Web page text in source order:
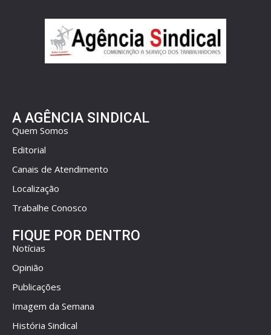
A AGÊNCIA SINDICAL
Quem Somos
Editorial
Canais de Atendimento
Localização
Trabalhe Conosco
FIQUE POR DENTRO
Notícias
Opinião
Publicações
Imagem da Semana
História Sindical